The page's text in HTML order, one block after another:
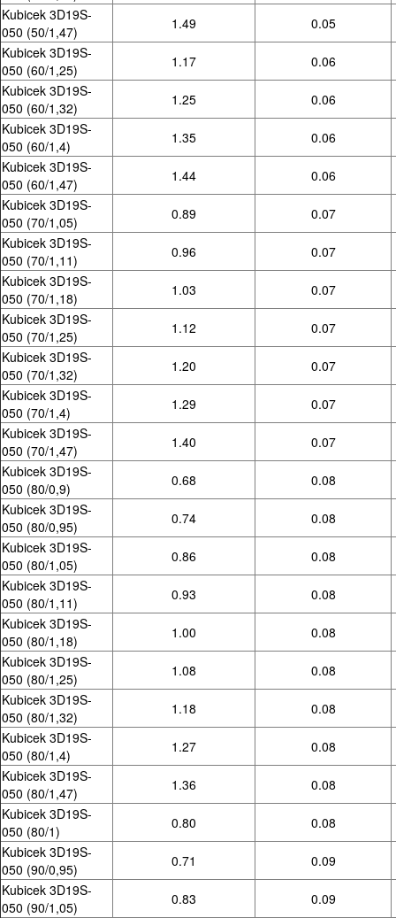
Kubicek 3D19S-
050 (50/1,47)
1.49
0.05
Kubicek 3D19S-
050 (60/1,25)
1.17
0.06
Kubicek 3D19S-
050 (60/1,32)
1.25
0.06
Kubicek 3D19S-
050 (60/1,4)
1.35
0.06
Kubicek 3D19S-
050 (60/1,47)
1.44
0.06
Kubicek 3D19S-
050 (70/1,05)
0.89
0.07
Kubicek 3D19S-
050 (70/1,11)
0.96
0.07
Kubicek 3D19S-
050 (70/1,18)
1.03
0.07
Kubicek 3D19S-
050 (70/1,25)
1.12
0.07
Kubicek 3D19S-
050 (70/1,32)
1.20
0.07
Kubicek 3D19S-
050 (70/1,4)
1.29
0.07
Kubicek 3D19S-
050 (70/1,47)
1.40
0.07
Kubicek 3D19S-
050 (80/0,9)
0.68
0.08
Kubicek 3D19S-
050 (80/0,95)
0.74
0.08
Kubicek 3D19S-
050 (80/1,05)
0.86
0.08
Kubicek 3D19S-
050 (80/1,11)
0.93
0.08
Kubicek 3D19S-
050 (80/1,18)
1.00
0.08
Kubicek 3D19S-
050 (80/1,25)
1.08
0.08
Kubicek 3D19S-
050 (80/1,32)
1.18
0.08
Kubicek 3D19S-
050 (80/1,4)
1.27
0.08
Kubicek 3D19S-
050 (80/1,47)
1.36
0.08
Kubicek 3D19S-
050 (80/1)
0.80
0.08
Kubicek 3D19S-
050 (90/0,95)
0.71
0.09
Kubicek 3D19S-
050 (90/1,05)
0.83
0.09